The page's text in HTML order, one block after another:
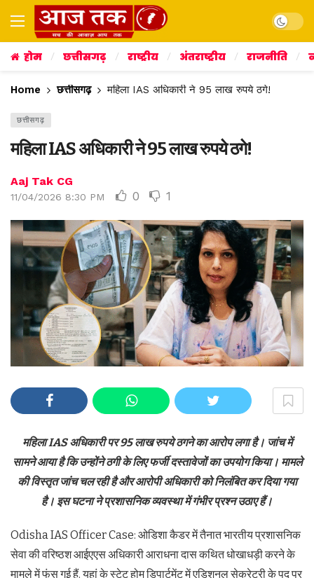
Dark
होम छत्तीसगढ़ राष्ट्रीय अंतराष्ट्रीय राजनीति
Home छत्तीसगढ़ महिला IAS अधिकारी ने 95 लाख रुपये ठगे!
छत्तीसगढ़
महिला IAS अधिकारी ने 95 लाख रुपये ठगे!
Aaj Tak CG
11/04/2026 8:30 PM 0 1
महिला IAS अधिकारी पर 95 लाख रुपये ठगने का आरोप लगा है। जांच में
सामने आया है कि उन्होंने ठगी के लिए फर्जी दस्तावेजों का उपयोग किया। मामले
की विस्तृत जांच चल रही है और आरोपी अधिकारी को निलंबित कर दिया गया
है। इस घटना ने प्रशासनिक व्यवस्था में गंभीर प्रश्न उठाए हैं।
Odisha IAS Officer Case: ओडिशा कैडर में तैनात भारतीय प्रशासन‍िक
सेवा की वर‍िष्ठश आईएएस अध‍िकारी आराधना दास कथित धोखाधड़ी करने के
मामले में फंस गई हैं. यहां के स्टेट होम डिपार्टमेंट में एडिशनल सेक्रेटरी के पद पर